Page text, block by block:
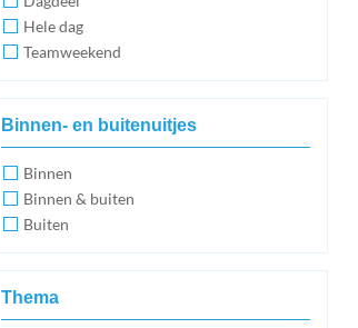
Hele dag
Teamweekend
Binnen- en buitenuitjes
Binnen
Binnen & buiten
Buiten
Thema